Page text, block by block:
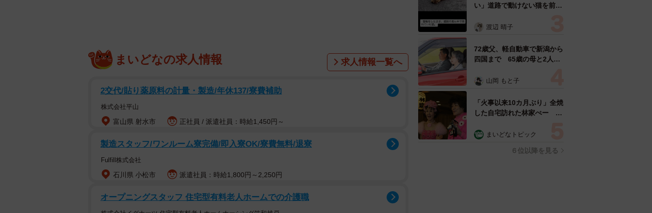
まいどなの求人情報 求人情報一覧へ
2交代/貼り薬原料の計量・製造/年休137/寮費補助
株式会社平山
富山県 射水市 正社員 / 派遣社員：時給1,450円～
製造スタッフ/ワンルーム寮完備/即入寮OK/寮費無料/退寮
Fulfill株式会社
石川県 小松市 派遣社員：時給1,800円～2,250円
オープニングスタッフ 住宅型有料老人ホームでの介護職
い」道路で動けない猫を前に
ようとした4日間 「命の重
表の訴え
渡辺 晴子
72歳父、軽自動車で新潟から
四国まで 65歳の母と2人で
憩まで分刻み… 「大学生で
山岡 もと子
「火事以来10カ月ぶり」全焼
した自宅訪れた林家ぺー 内
ン状態の部屋に呆然
まいどなトピック
６位以降を見る